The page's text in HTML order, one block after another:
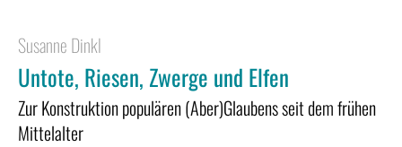
Susanne Dinkl
Untote, Riesen, Zwerge und Elfen
Zur Konstruktion populären (Aber)Glaubens seit dem frühen
Mittelalter